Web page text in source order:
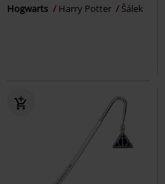
Hogwarts Harry Potter Šálek